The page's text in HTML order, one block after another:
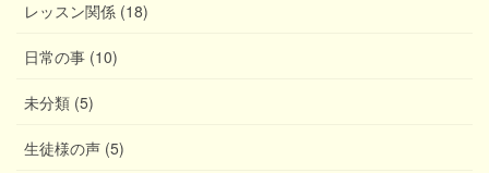
レッスン関係 (18)
日常の事 (10)
未分類 (5)
生徒様の声 (5)